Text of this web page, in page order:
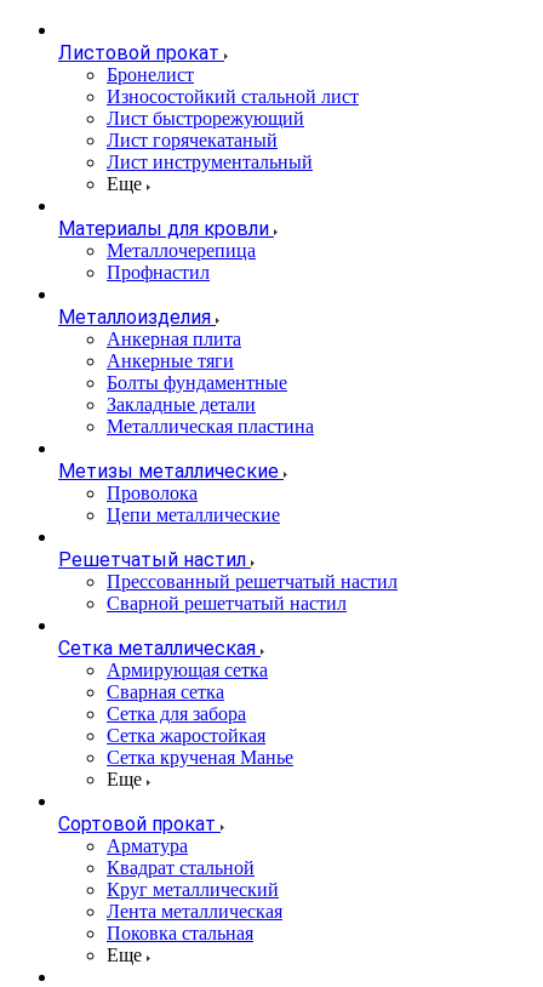
Листовой прокат
Бронелист
Износостойкий стальной лист
Лист быстрорежующий
Лист горячекатаный
Лист инструментальный
Еще
Материалы для кровли
Металлочерепица
Профнастил
Металлоизделия
Анкерная плита
Анкерные тяги
Болты фундаментные
Закладные детали
Металлическая пластина
Метизы металлические
Проволока
Цепи металлические
Решетчатый настил
Прессованный решетчатый настил
Сварной решетчатый настил
Сетка металлическая
Армирующая сетка
Сварная сетка
Сетка для забора
Сетка жаростойкая
Сетка крученая Манье
Еще
Сортовой прокат
Арматура
Квадрат стальной
Круг металлический
Лента металлическая
Поковка стальная
Еще